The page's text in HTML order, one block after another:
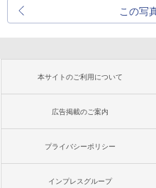
この写
本サイトのご利用について
広告掲載のご案内
プライバシーポリシー
インプレスグループ